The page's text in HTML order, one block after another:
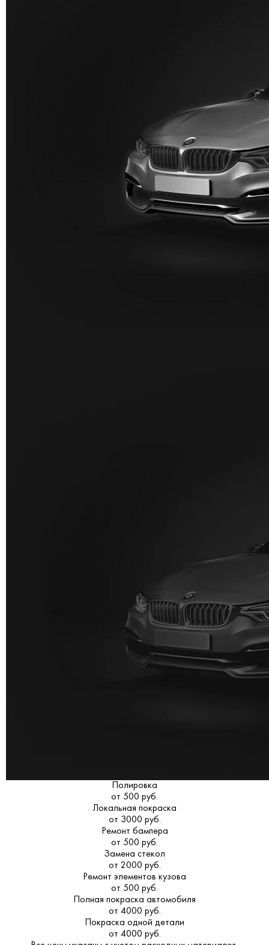
Полировка
от 500 руб.
Локальная покраска
от 3000 руб.
Ремонт бампера
от 500 руб.
Замена стекол
от 2000 руб.
Ремонт элементов кузова
от 500 руб.
Полная покраска автомобиля
от 4000 руб.
Покраска одной детали
от 4000 руб.